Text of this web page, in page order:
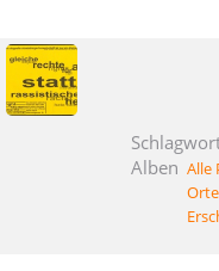
Alben Alle
Orte